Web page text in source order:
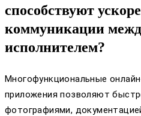
способствуют
коммуникации
исполнителем?
Многофункциональные
приложения позволяют
фотографиями,